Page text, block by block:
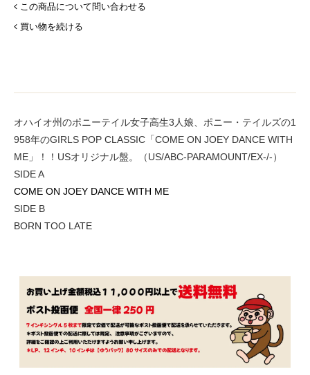
この商品について問い合わせる
買い物を続ける
オハイオ州のポニーテイル女子高生3人娘、ポニー・テイルズの1
958年のGIRLS POP CLASSIC「COME ON JOEY DANCE WITH
ME」！！USオリジナル盤。（US/ABC-PARAMOUNT/EX-/-）
SIDE A
COME ON JOEY DANCE WITH ME
SIDE B
BORN TOO LATE